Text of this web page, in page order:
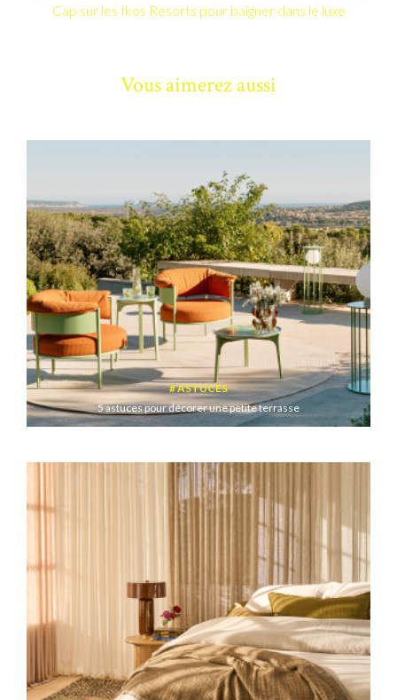
Cap sur les Ikos Resorts pour baigner dans le luxe
Vous aimerez aussi
ASTUCES
5 astuces pour décorer une petite terrasse